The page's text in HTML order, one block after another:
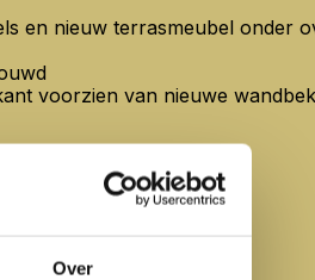
Over
en nieuw terrasmeubel onder
voorzien van nieuwe